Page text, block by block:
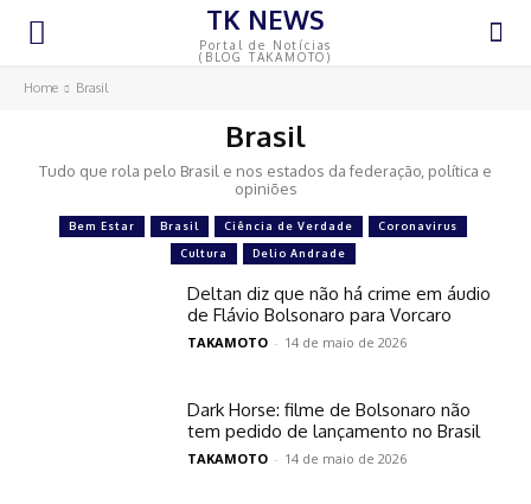
TK NEWS
Portal de Notícias
(BLOG TAKAMOTO)
Home Brasil
Brasil
Tudo que rola pelo Brasil e nos estados da federação, política e
opiniões
Bem Estar Brasil Ciência de Verdade Coronavirus
Cultura Delio Andrade
Deltan diz que não há crime em áudio
de Flávio Bolsonaro para Vorcaro
TAKAMOTO - 14 de maio de 2026
Dark Horse: filme de Bolsonaro não
tem pedido de lançamento no Brasil
TAKAMOTO - 14 de maio de 2026